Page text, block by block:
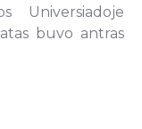
Universiadoje
buvo antras